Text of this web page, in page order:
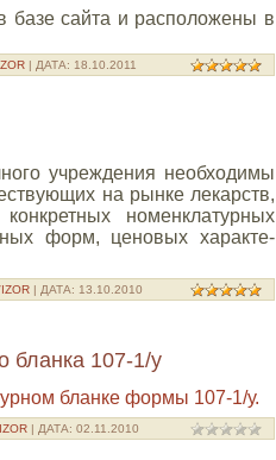
базе сайта и расположены в
| ДАТА: 18.10.2011
учреждения необходимы
на рынке лекарств,
номен­клатурных
форм, ценовых характе­
| ДАТА: 13.10.2010
бланка 107-1/у
бланке формы 107-1/у.
| ДАТА: 02.11.2010